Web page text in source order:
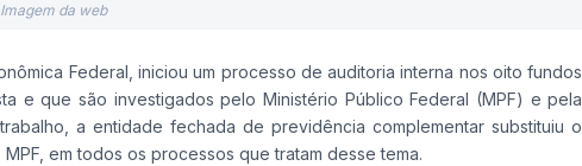
Imagem da web
Federal, iniciou um processo de auditoria interna nos oito fundos
e que são investigados pelo Ministério Público Federal (MPF) e pela
a entidade fechada de previdência complementar substituiu o
em todos os processos que tratam desse tema.